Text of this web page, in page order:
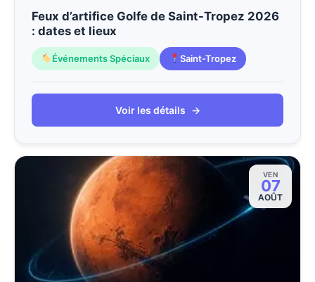
Feux d’artifice Golfe de Saint-Tropez 2026
: dates et lieux
Événements Spéciaux Saint-Tropez
Voir les détails →
VEN
07
AOÛT